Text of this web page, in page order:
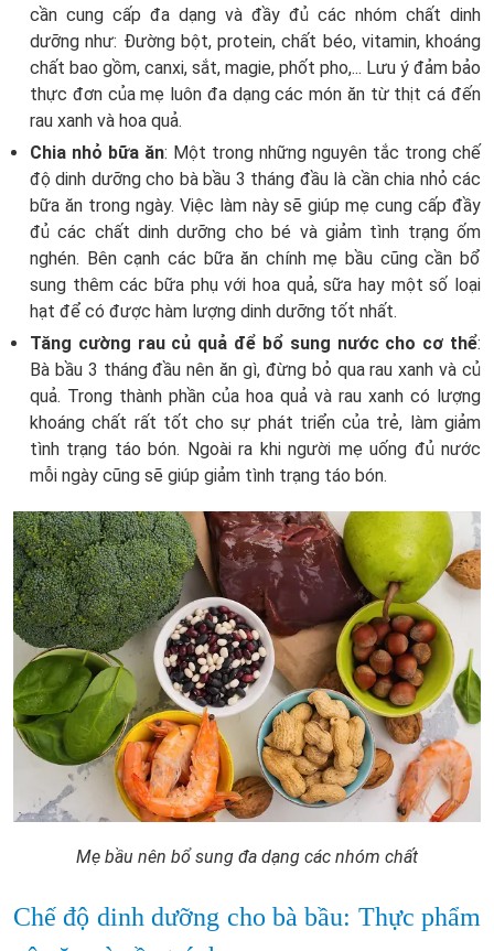
cần cung cấp đa dạng và đầy đủ các nhóm chất dinh
dưỡng như: Đường bột, protein, chất béo, vitamin, khoáng
chất bao gồm, canxi, sắt, magie, phốt pho,... Lưu ý đảm bảo
thực đơn của mẹ luôn đa dạng các món ăn từ thịt cá đến
rau xanh và hoa quả.
Chia nhỏ bữa ăn: Một trong những nguyên tắc trong chế
độ dinh dưỡng cho bà bầu 3 tháng đầu là cần chia nhỏ các
bữa ăn trong ngày. Việc làm này sẽ giúp mẹ cung cấp đầy
đủ các chất dinh dưỡng cho bé và giảm tình trạng ốm
nghén. Bên cạnh các bữa ăn chính mẹ bầu cũng cần bổ
sung thêm các bữa phụ với hoa quả, sữa hay một số loại
hạt để có được hàm lượng dinh dưỡng tốt nhất.
Tăng cường rau củ quả để bổ sung nước cho cơ thể:
Bà bầu 3 tháng đầu nên ăn gì, đừng bỏ qua rau xanh và củ
quả. Trong thành phần của hoa quả và rau xanh có lượng
khoáng chất rất tốt cho sự phát triển của trẻ, làm giảm
tình trạng táo bón. Ngoài ra khi người mẹ uống đủ nước
mỗi ngày cũng sẽ giúp giảm tình trạng táo bón.
Mẹ bầu nên bổ sung đa dạng các nhóm chất
Chế độ dinh dưỡng cho bà bầu: Thực phẩm